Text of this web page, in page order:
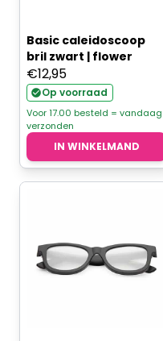
Basic caleidoscoop
bril zwart | flower
€12,95
Op voorraad
Voor 17.00 besteld = vandaag
verzonden
IN WINKELMAND